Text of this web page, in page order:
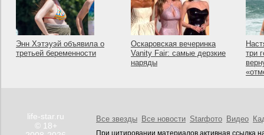
Энн Хэтэуэй объявила о
третьей беременности
Оскаровская вечеринка
Vanity Fair: самые дерзкие
наряды
три
life-star.ru
© 18+
Все звезды Все новости Starфото Видео
При цитировании материалов активная ссылка